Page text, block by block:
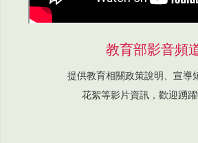
教育部影音頻
提供教育相關政策說明、宣導
花絮等影片資訊，歡迎踴躍